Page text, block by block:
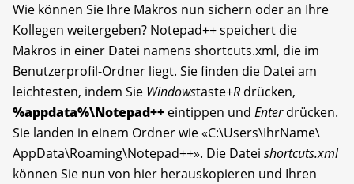
Wie können Sie Ihre Makros nun sichern oder an Ihre
Kollegen weitergeben? Notepad++ speichert die
Makros in einer Datei namens shortcuts.xml, die im
Benutzerprofil-Ordner liegt. Sie finden die Datei am
leichtesten, indem Sie Windowstaste+R drücken,
%appdata%\Notepad++ eintippen und Enterdrücken.
Sie landen in einem Ordner wie «C:\Users\IhrName\
AppData\Roaming\Notepad++». Die Datei shortcuts.xml
können Sie nun von hier herauskopieren und Ihren